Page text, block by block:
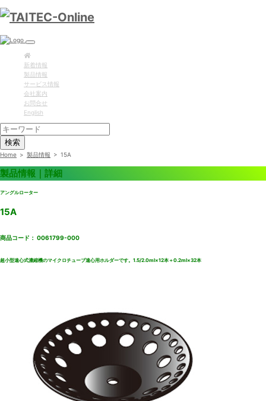
新着情報
製品情報
サービス情報
会社案内
お問合せ
English
検索
Home > 製品情報 > 15A
製品情報｜詳細
アングルローター
15A
商品コード： 0061799-000
超小型遠心式濃縮機のマイクロチューブ遠心用ホルダーです。1.5/2.0ml×12本＋0.2ml×32本